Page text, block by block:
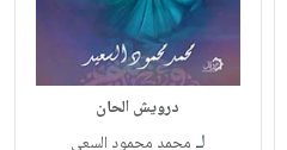
درويش الحان
لـ محمد محمود السعي